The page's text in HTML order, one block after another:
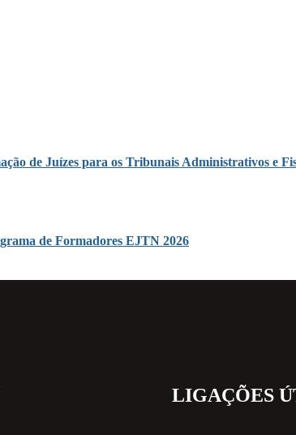
de Juízes para os Tribunais Administrativos e
de Formadores EJTN 2026
LIGAÇÕES